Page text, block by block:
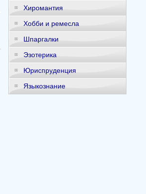
Хиромантия
Хобби и ремесла
Шпаргалки
Эзотерика
Юриспруденция
Языкознание